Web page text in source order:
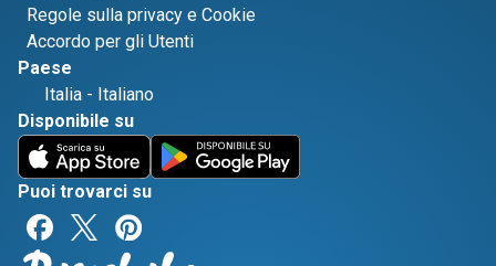
Regole sulla privacy e Cookie
Accordo per gli Utenti
Paese
Italia - Italiano
Disponibile su
Puoi trovarci su